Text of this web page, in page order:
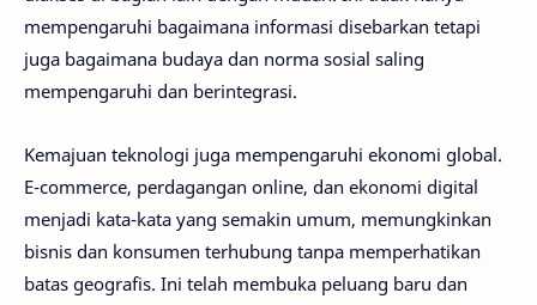
mempengaruhi bagaimana informasi disebarkan tetapi
juga bagaimana budaya dan norma sosial saling
mempengaruhi dan berintegrasi.
Kemajuan teknologi juga mempengaruhi ekonomi global.
E-commerce, perdagangan online, dan ekonomi digital
menjadi kata-kata yang semakin umum, memungkinkan
bisnis dan konsumen terhubung tanpa memperhatikan
batas geografis. Ini telah membuka peluang baru dan